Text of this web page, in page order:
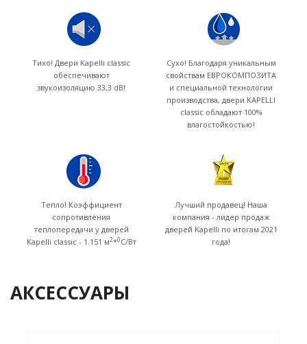
Тихо! Двери Kapelli classic
обеспечивают
звукоизоляцию 33,3 dB!
Сухо! Благодаря уникальным
свойствам ЕВРОКОМПОЗИТА
и специальной технологии
производства, двери KAPELLI
classic обладают 100%
влагостойкостью!
Тепло! Коэффициент
сопротивления
теплопередачи у дверей
Kapelli classic - 1.151 м2*0C/Вт
Лучший продавец! Наша
компания - лидер продаж
дверей Kapelli по итогам 2021
года!
АКСЕССУАРЫ